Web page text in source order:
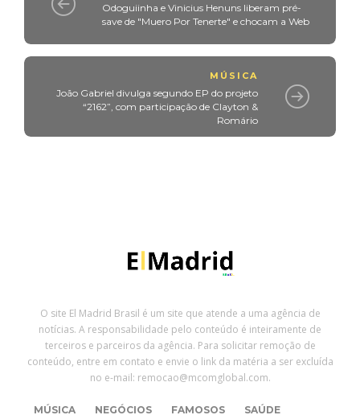
Odoguiinha e Vinicius Henuns liberam pré-
save de "Muero Por Tenerte" e chocam a Web
MÚSICA
João Gabriel divulga segundo EP do projeto
“2162”, com participação de Clayton &
Romário
O site El Madrid Brasil é um site que atende a uma agência de
notícias. A responsabilidade pelo conteúdo é inteiramente de
terceiros e parceiros da agência. Para solicitar remoção de
conteúdo, entre em contato e envie o link da matéria a ser excluída
no e-mail: remocao@mcomglobal.com.
MÚSICA NEGÓCIOS FAMOSOS SAÚDE